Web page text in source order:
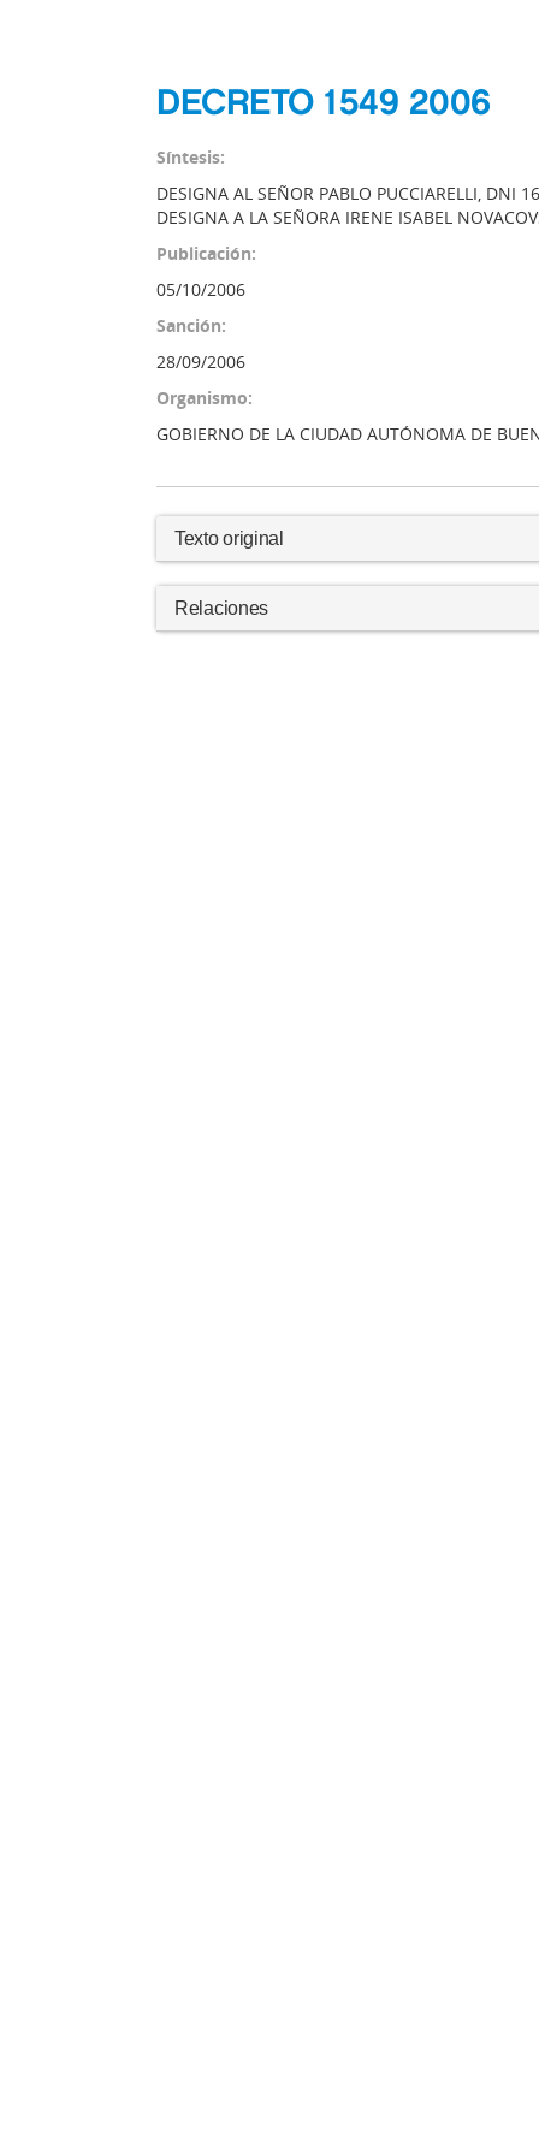
DECRETO 1549 2006
Síntesis:
DESIGNA AL SEÑOR PABLO PUCCIARELLI, DNI
DESIGNA A LA SEÑORA IRENE ISABEL
Publicación:
05/10/2006
Sanción:
28/09/2006
Organismo:
GOBIERNO DE LA CIUDAD AUTÓNOMA DE
Texto original
Relaciones